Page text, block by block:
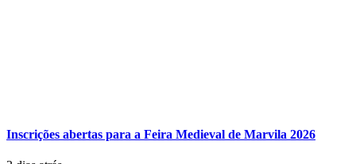
Inscrições abertas para a Feira Medieval de Marvila 2026